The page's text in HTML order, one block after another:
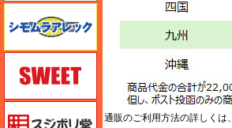
通販のご利用方法の詳しくは、
シモムラアレック
スイート（SWEET）
スジボリ堂